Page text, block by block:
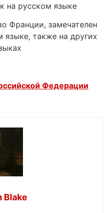
на русском языке
Франции, замечателен
языке, также на других
Федерации
Blake